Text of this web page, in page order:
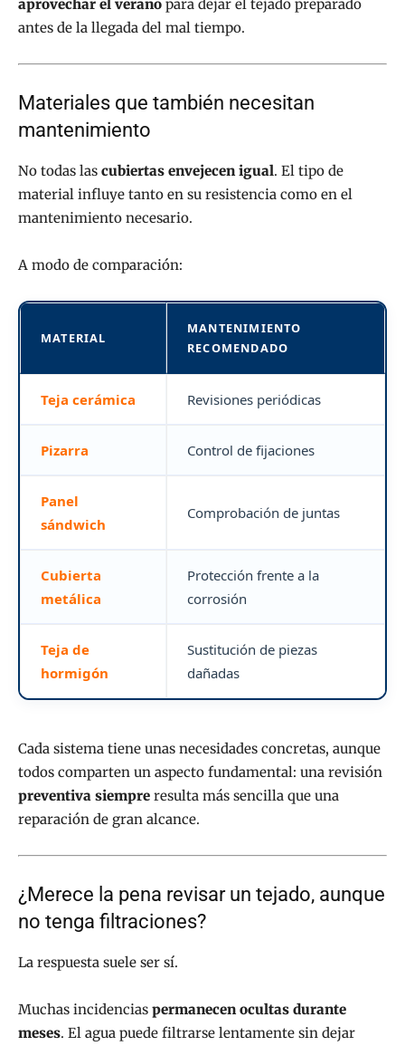
aprovechar el verano para dejar el tejado preparado
antes de la llegada del mal tiempo.
Materiales que también necesitan
mantenimiento
No todas las cubiertas envejecen igual. El tipo de
material influye tanto en su resistencia como en el
mantenimiento necesario.
A modo de comparación:
MATERIAL
MANTENIMIENTO
RECOMENDADO
Teja cerámica Revisiones periódicas
Pizarra Control de fijaciones
Panel
sándwich
Comprobación de juntas
Cubierta
metálica
Protección frente a la
corrosión
Teja de
hormigón
Sustitución de piezas
dañadas
Cada sistema tiene unas necesidades concretas, aunque
todos comparten un aspecto fundamental: una revisión
preventiva siempre resulta más sencilla que una
reparación de gran alcance.
¿Merece la pena revisar un tejado, aunque
no tenga filtraciones?
La respuesta suele ser sí.
Muchas incidencias permanecen ocultas durante
meses. El agua puede filtrarse lentamente sin dejar